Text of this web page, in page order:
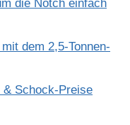
die Notch einfach
dem 2,5-Tonnen-
& Schock-Preise